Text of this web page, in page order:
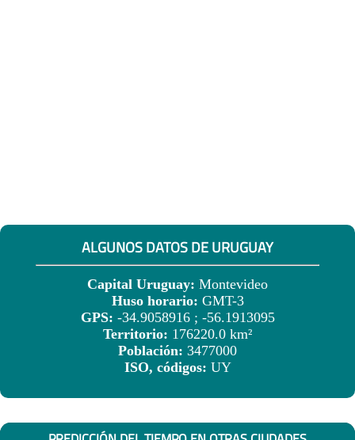
ALGUNOS DATOS DE URUGUAY
Capital Uruguay: Montevideo
Huso horario: GMT-3
GPS: -34.9058916 ; -56.1913095
Territorio: 176220.0 km²
Población: 3477000
ISO, códigos: UY